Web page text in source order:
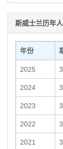
斯威士兰历年
年份
2025
2024
2023
2022
2021